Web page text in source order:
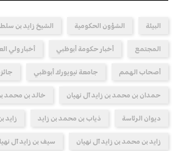
البيئة الشؤون الحكومية الشيخ زايد بن
المجتمع أخبار حكومة أبوظبي أخبار ولي
أصحاب الهمم جامعة نيويورك أبوظبي
حمدان بن محمد بن زايد آل نهيان خالد بن محمد
ديوان الرئاسة ذياب بن محمد بن زايد زايد
زايد بن محمد بن زايد آل نهيان سيف بن زايد آل